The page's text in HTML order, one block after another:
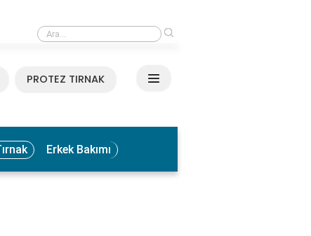
Medikal El ve Ayak Bakımı Nedir? Faydaları ve Uygulama Yöntemleri
PROTEZ TIRNAK
Erkek Bakımı